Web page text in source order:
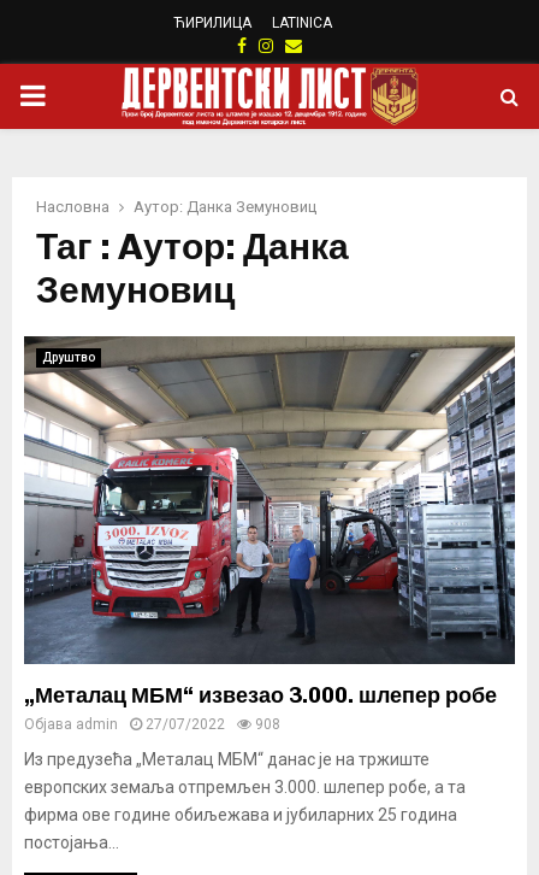
ЋИРИЛИЦА LATINICA
Facebook
Instagram
Email
PRIMARY
Насловна Aутор: Данка Земуновиц
Таг : Aутор: Данка
Земуновиц
Друштво
„Металац МБМ“ извезао 3.000. шлепер робе
Објава admin 27/07/2022 908
Из предузећа „Металац МБМ“ данас је на тржиште
европских земаља отпремљен 3.000. шлепер робе, а та
фирма ове године обиљежава и јубиларних 25 година
постојања...